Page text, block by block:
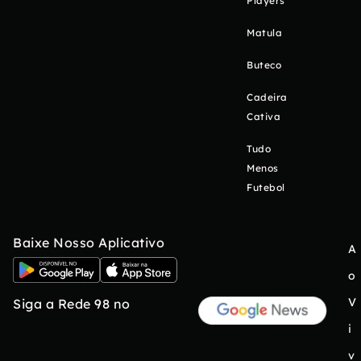
Matula
Buteco
Cadeira
Cativa
Tudo
Menos
Futebol
Baixe Nosso Aplicativo
Siga a Rede 98 no
A
o
V
i
v